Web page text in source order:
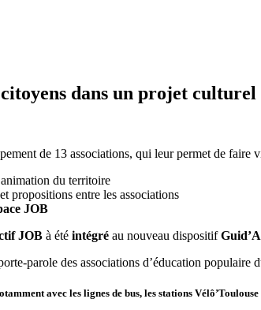
dans un projet
de 13 associations, qui leur permet de
du territoire
et propositions entre les associations
JOB
JOB à été intégré au nouveau dispositif
parole des associations d’éducation
avec les lignes de bus, les stations